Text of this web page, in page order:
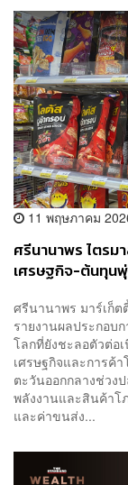
11 พฤษภาคม
ศรีนานาพร ไตรม
เศรษฐกิจ-ต้นทุน
ศรีนานาพร มาร์เก็ต
รายงานผลประกอบ
โลกที่ยังชะลอตัวต่อ
เศรษฐกิจและการค้
ตะวันออกกลางช่วง
พลังงานและสินค้า
และค่าขนส่ง...